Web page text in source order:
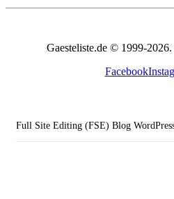
Gaesteliste.de © 1999-
Facebook
Full Site Editing (FSE) Blog